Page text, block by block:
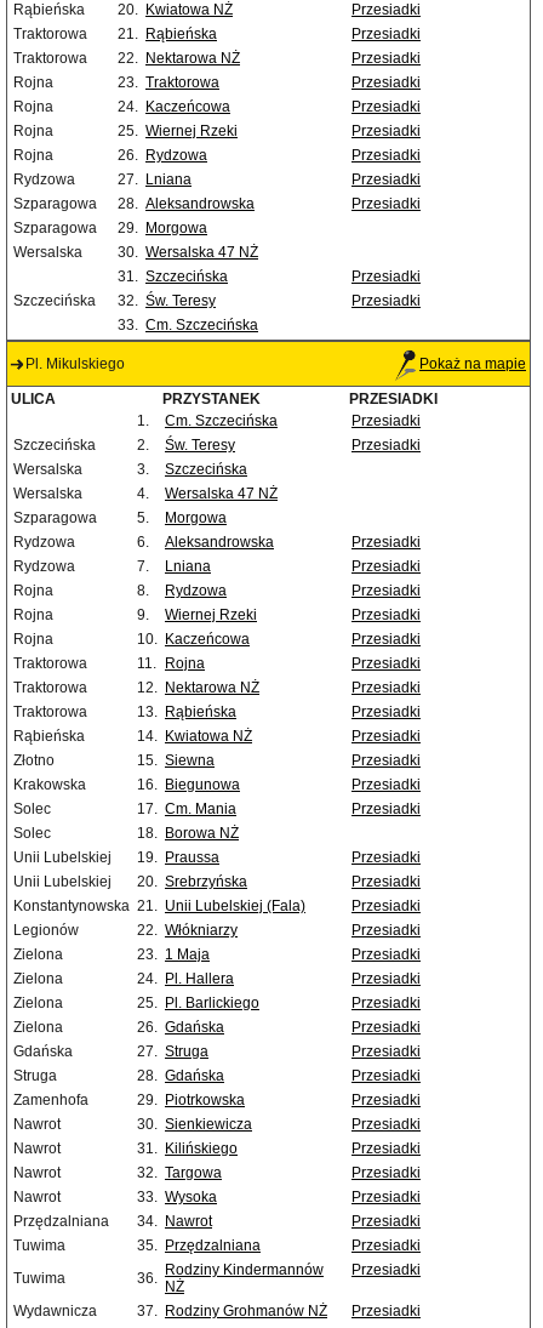
Rąbieńska
20. Kwiatowa NŻ
Przesiadki
Traktorowa
21. Rąbieńska
Przesiadki
Traktorowa
22. Nektarowa NŻ
Przesiadki
Rojna
23. Traktorowa
Przesiadki
Rojna
24. Kaczeńcowa
Przesiadki
Rojna
25. Wiernej Rzeki
Przesiadki
Rojna
26. Rydzowa
Przesiadki
Rydzowa
27. Lniana
Przesiadki
Szparagowa
28. Aleksandrowska
Przesiadki
Szparagowa
29. Morgowa
Wersalska
30. Wersalska 47 NŻ
31. Szczecińska
Przesiadki
Szczecińska
32. Św. Teresy
Przesiadki
33. Cm. Szczecińska
Pl. Mikulskiego Pokaż na mapie
ULICA PRZYSTANEK
PRZESIADKI
1.
Cm. Szczecińska
Przesiadki
Szczecińska
2. Św. Teresy
Przesiadki
Wersalska
3.
Szczecińska
Wersalska
4.
Wersalska 47 NŻ
Szparagowa
5.
Morgowa
Rydzowa
6. Aleksandrowska
Przesiadki
Rydzowa
7. Lniana
Przesiadki
Rojna
8. Rydzowa
Przesiadki
Rojna
9. Wiernej Rzeki
Przesiadki
Rojna
10. Kaczeńcowa
Przesiadki
Traktorowa
11. Rojna
Przesiadki
Traktorowa
12. Nektarowa NŻ
Przesiadki
Traktorowa
13. Rąbieńska
Przesiadki
Rąbieńska
14. Kwiatowa NŻ
Przesiadki
Złotno
15. Siewna
Przesiadki
Krakowska
16. Biegunowa
Przesiadki
Solec
17. Cm. Mania
Przesiadki
Solec
18. Borowa NŻ
Unii Lubelskiej
19. Praussa
Przesiadki
Unii Lubelskiej
20. Srebrzyńska
Przesiadki
Konstantynowska 21. Unii Lubelskiej (Fala)
Przesiadki
Legionów
22. Włókniarzy
Przesiadki
Zielona
23. 1 Maja
Przesiadki
Zielona
24. Pl. Hallera
Przesiadki
Zielona
25. Pl. Barlickiego
Przesiadki
Zielona
26. Gdańska
Przesiadki
Gdańska
27. Struga
Przesiadki
Struga
28. Gdańska
Przesiadki
Zamenhofa
29. Piotrkowska
Przesiadki
Nawrot
30. Sienkiewicza
Przesiadki
Nawrot
31. Kilińskiego
Przesiadki
Nawrot
32. Targowa
Przesiadki
Nawrot
33. Wysoka
Przesiadki
Przędzalniana
34. Nawrot
Przesiadki
Tuwima
35. Przędzalniana
Przesiadki
Tuwima
36. Rodziny Kindermannów
NŻ
Przesiadki
Wydawnicza 37. Rodziny Grohmanów NŻ
Przesiadki